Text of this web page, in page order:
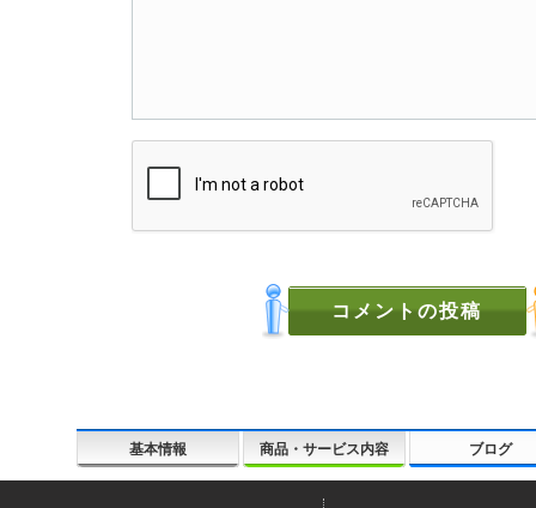
基本情報 商品・サービス内容 ブログ